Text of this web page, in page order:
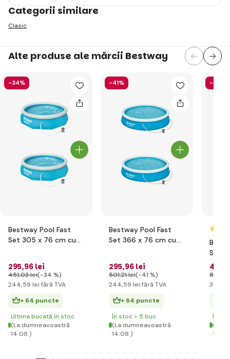
Categorii similare
Clasic
Alte produse ale mărcii Bestway
-34%
Bestway Pool Fast
Set 305 x 76 cm cu
295,96 lei
451,03 lei(-34 %)
244,59 lei fără TVA
+ 64 puncte
Ultima bucată în stoc
(La dumneavoastră
14.08.)
-41%
Bestway Pool Fast
Set 366 x 76 cm cu
295,96 lei
501,21 lei(-41 %)
244,59 lei fără TVA
+ 64 puncte
În stoc > 5 buc
(La dumneavoastră
14.08.)
-52%
Set
431
898
356
În
(La